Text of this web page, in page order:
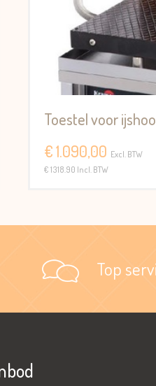
Toestel voor
€ 1.090,00 Excl. BTW
€ 1318.90 Incl. BTW
Top